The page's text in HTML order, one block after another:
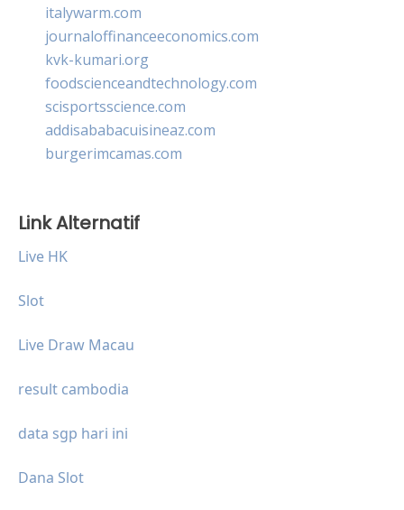
italywarm.com
journaloffinanceeconomics.com
kvk-kumari.org
foodscienceandtechnology.com
scisportsscience.com
addisababacuisineaz.com
burgerimcamas.com
Link Alternatif
Live HK
Slot
Live Draw Macau
result cambodia
data sgp hari ini
Dana Slot